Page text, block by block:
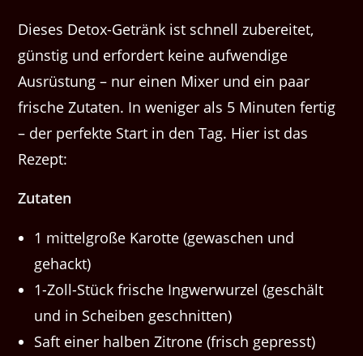
Dieses Detox-Getränk ist schnell zubereitet,
günstig und erfordert keine aufwendige
Ausrüstung – nur einen Mixer und ein paar
frische Zutaten. In weniger als 5 Minuten fertig
– der perfekte Start in den Tag. Hier ist das
Rezept:
Zutaten
1 mittelgroße Karotte (gewaschen und
gehackt)
1-Zoll-Stück frische Ingwerwurzel (geschält
und in Scheiben geschnitten)
Saft einer halben Zitrone (frisch gepresst)